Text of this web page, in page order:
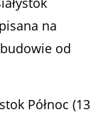
na
od
Północ (13